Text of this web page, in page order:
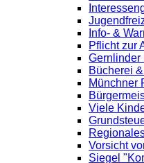
Info- &
Pflicht zur
Gernlinder
Bücherei
Münchner
Viele
Vorsicht
Siegel